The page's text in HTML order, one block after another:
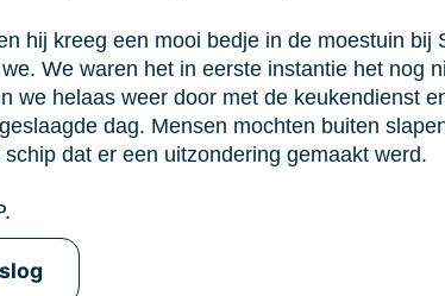
hij kreeg een mooi bedje in de moestuin bij
We waren het in eerste instantie het nog
we helaas weer door met de keukendienst
dag. Mensen mochten buiten
dat er een uitzondering gemaakt werd.